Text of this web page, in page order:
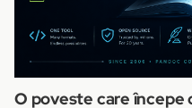
O poveste care începe